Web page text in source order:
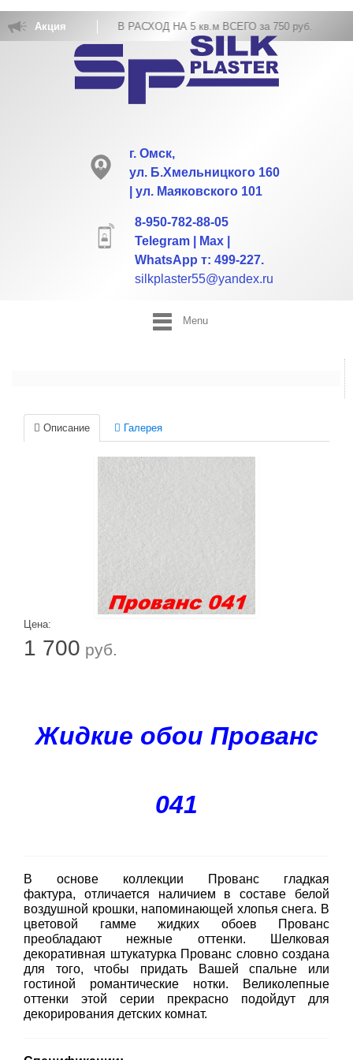
Акция
ЖИДКИХ ОБОЕВ РАСХОД НА 5 кв.м ВСЕГО за 750 руб.
г. Омск,
ул. Б.Хмельницкого 160
| ул. Маяковского 101
8-950-782-88-05
Telegram | Max |
WhatsApp т: 499-227.
silkplaster55@yandex.ru
Menu
Описание Галерея
Цена:
1 700 руб.
Жидкие обои Прованс
041
В основе коллекции Прованс гладкая
фактура, отличается наличием в составе белой
воздушной крошки, напоминающей хлопья снега. В
цветовой гамме жидких обоев Прованс
преобладают нежные оттенки. Шелковая
декоративная штукатурка Прованс словно создана
для того, чтобы придать Вашей спальне или
гостиной романтические нотки. Великолепные
оттенки этой серии прекрасно подойдут для
декорирования детских комнат.